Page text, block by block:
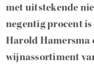
met uitstekende
negentig procent
Harold Hamersma
wijnassortiment